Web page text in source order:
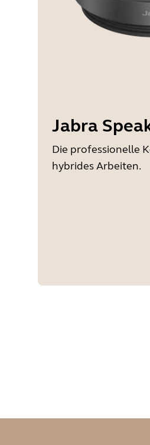
Jabra
Die professionelle
hybrides Arbeiten.